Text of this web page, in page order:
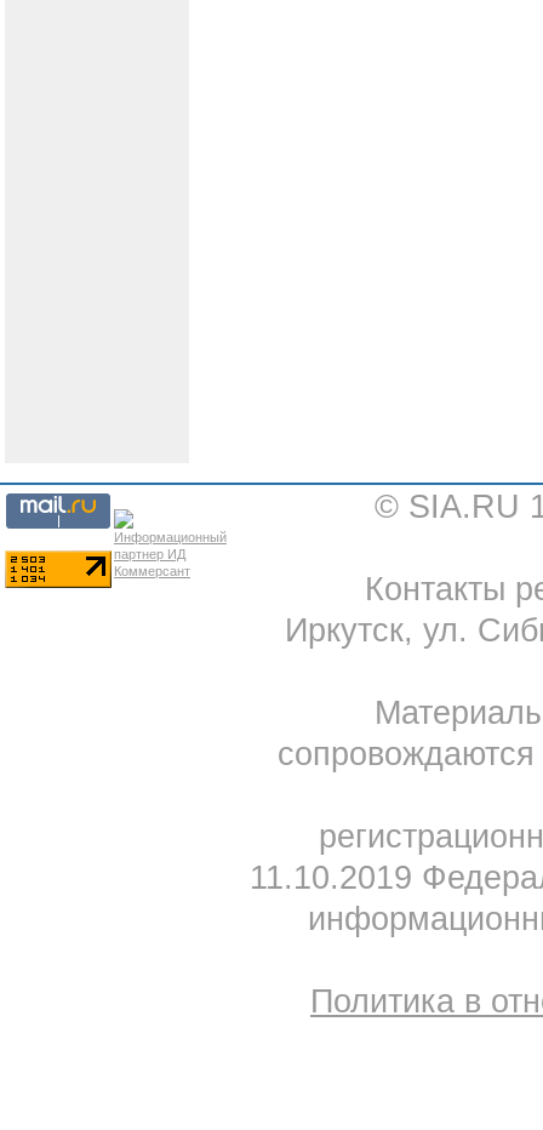
© SIA.RU
Контакты
Иркутск, ул.
11.10.2019
Политика в